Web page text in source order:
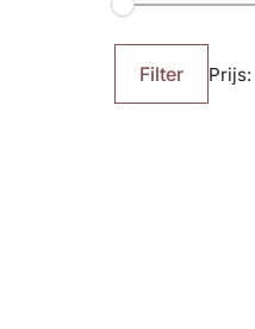
Min.
prijs
Max.
prijsFilter Prijs: